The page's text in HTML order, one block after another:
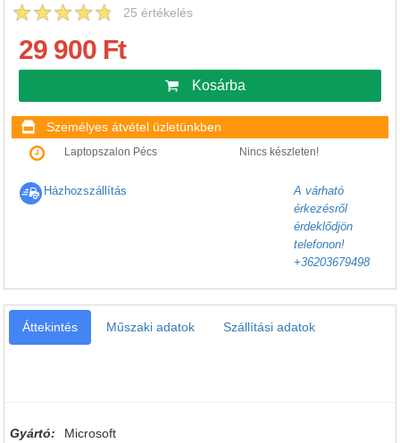
25 értékelés
29 900 Ft
Kosárba
Személyes átvétel üzletünkben
Laptopszalon Pécs Nincs készleten!
Házhozszállítás
A várható
érkezésről
érdeklődjön
telefonon!
+36203679498
Áttekintés Műszaki adatok Szállítási adatok
Gyártó:
Microsoft